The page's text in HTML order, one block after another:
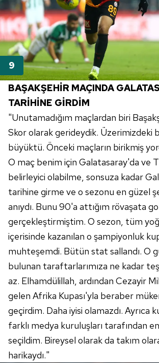
BAŞAKŞEHİR MAÇINDA
TARİHİNE GİRDİM
"Unutamadığım maçlardan biri
Skor olarak gerideydik. Üzerimizdeki
büyüktü. Önceki maçların birikmiş
O maç benim için Galatasaray'da ve
belirleyici olabilme, sonsuza kadar
tarihine girme ve o sezonu en güzel
anıydı. Bunu 90'a attığım rövaşata
gerçekleştirmiştim. O sezon, tüm
içerisinde kazanılan o şampiyonluk
muhteşemdi. Bütün stat sallandı. O
bulunan taraftarlarımıza ne kadar
az. Elhamdülillah, ardından Cezayir
gelen Afrika Kupası'yla beraber
geçirdim. Daha iyisi olamazdı. Ayrıca
farklı medya kuruluşları tarafından
seçildim. Bireysel olarak da takım
harikaydı."